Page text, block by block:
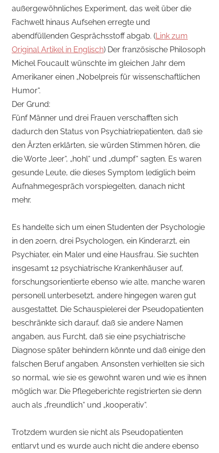
außergewöhnliches Experiment, das weit über die
Fachwelt hinaus Aufsehen erregte und
abendfüllenden Gesprächsstoff abgab. (Link zum
Original Artikel in Englisch) Der französische Philosoph
Michel Foucault wünschte im gleichen Jahr dem
Amerikaner einen „Nobelpreis für wissenschaftlichen
Humor“.
Der Grund:
Fünf Männer und drei Frauen verschafften sich
dadurch den Status von Psychiatriepatienten, daß sie
den Ärzten erklärten, sie würden Stimmen hören, die
die Worte „leer“, „hohl“ und „dumpf“ sagten. Es waren
gesunde Leute, die dieses Symptom lediglich beim
Aufnahmegespräch vorspiegelten, danach nicht
mehr.
Es handelte sich um einen Studenten der Psychologie
in den 20ern, drei Psychologen, ein Kinderarzt, ein
Psychiater, ein Maler und eine Hausfrau. Sie suchten
insgesamt 12 psychiatrische Krankenhäuser auf,
forschungsorientierte ebenso wie alte, manche waren
personell unterbesetzt, andere hingegen waren gut
ausgestattet. Die Schauspielerei der Pseudopatienten
beschränkte sich darauf, daß sie andere Namen
angaben, aus Furcht, daß sie eine psychiatrische
Diagnose später behindern könnte und daß einige den
falschen Beruf angaben. Ansonsten verhielten sie sich
so normal, wie sie es gewohnt waren und wie es ihnen
möglich war. Die Pflegeberichte registrierten sie denn
auch als „freundlich“ und „kooperativ“.
Trotzdem wurden sie nicht als Pseudopatienten
entlarvt und es wurde auch nicht die andere ebenso